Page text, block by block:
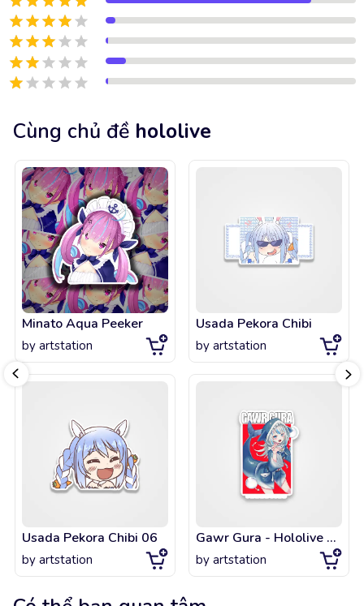
Cùng chủ đề hololive
Minato Aqua Peeker
by artstation
Usada Pekora Chibi 06
by artstation
Usada Pekora Chibi
by artstation
Gawr Gura - Hololive hololiveEnglish holoMyth
by artstation